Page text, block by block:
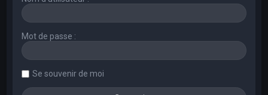
Mot de passe :
Se souvenir de moi